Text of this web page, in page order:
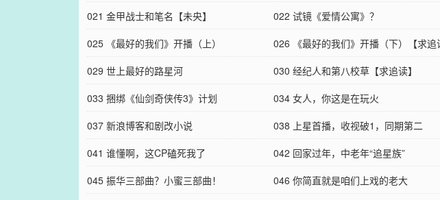
021 金甲战士和笔名【未央】
022 试镜《爱情公寓》？
025 《最好的我们》开播（上）
026 《最好的我们》开播（下）【求追
029 世上最好的路星河
030 经纪人和第八校草【求追读】
033 捆绑《仙剑奇侠传3》计划
034 女人，你这是在玩火
037 新浪博客和剧改小说
038 上星首播，收视破1，同期第二
041 谁懂啊，这CP磕死我了
042 回家过年，中老年“追星族”
045 振华三部曲？小蜜三部曲！
046 你简直就是咱们上戏的老大